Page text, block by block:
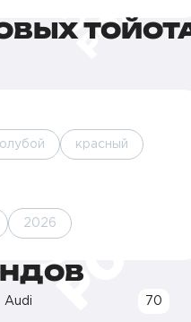
красный
2026
Audi 70